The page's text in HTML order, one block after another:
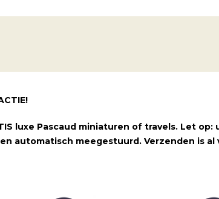
luxe Pascaud miniaturen of travels. Let
automatisch meegestuurd. Verzenden is al